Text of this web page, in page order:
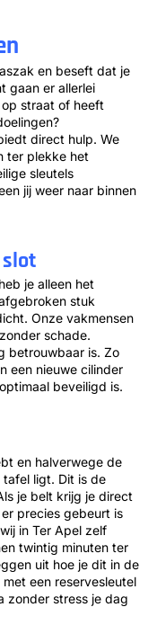
en beseft dat je
gaan er allerlei
op straat of heeft
direct hulp. We
ter plekke het
sleutels
jij weer naar binnen
je alleen het
stuk
Onze vakmensen
schade.
betrouwbaar is. Zo
een nieuwe cilinder
beveiligd is.
en halverwege de
ligt. Dit is de
je belt krijg je direct
precies gebeurt is
in Ter Apel zelf
twintig minuten ter
uit hoe je dit in de
een reservesleutel
zonder stress je dag